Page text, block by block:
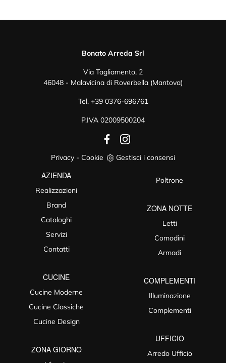
Bonato Arreda Srl
Via Tagliamento, 2
46048 - Malavicina di Roverbella (Mantova)
Tel. +39 0376-696761
P.IVA 02009500204
Privacy - Cookie Gestisci i consensi
AZIENDA
Realizzazioni
Brand
Cataloghi
Servizi
Contatti
CUCINE
Cucine Moderne
Cucine Classiche
Cucine Design
ZONA GIORNO
Poltrone
ZONA NOTTE
Letti
Comodini
Armadi
COMPLEMENTI
Illuminazione
Complementi
UFFICIO
Arredo Ufficio